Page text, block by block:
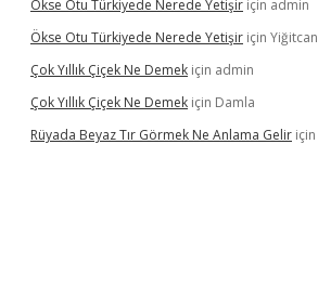
Ökse Otu Türkiyede Nerede Yetişir için admin
Ökse Otu Türkiyede Nerede Yetişir için Yiğitcan
Çok Yıllık Çiçek Ne Demek için admin
Çok Yıllık Çiçek Ne Demek için Damla
Rüyada Beyaz Tır Görmek Ne Anlama Gelir için